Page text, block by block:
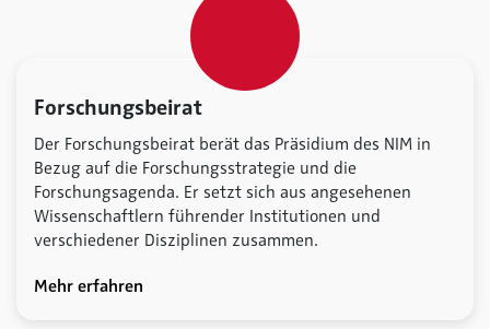
Forschungsbeirat
Der Forschungsbeirat berät das Präsidium des NIM in
Bezug auf die Forschungsstrategie und die
Forschungsagenda. Er setzt sich aus angesehenen
Wissenschaftlern führender Institutionen und
verschiedener Disziplinen zusammen.
Mehr erfahren